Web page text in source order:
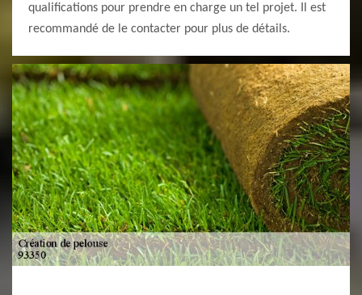
qualifications pour prendre en charge un tel projet. Il est
recommandé de le contacter pour plus de détails.